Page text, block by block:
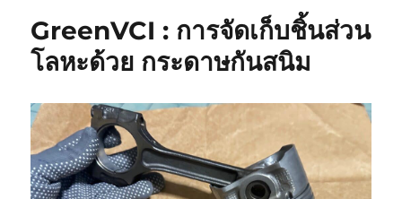
GreenVCI : การจัดเก็บชิ้นส่วน
โลหะด้วย กระดาษกันสนิม